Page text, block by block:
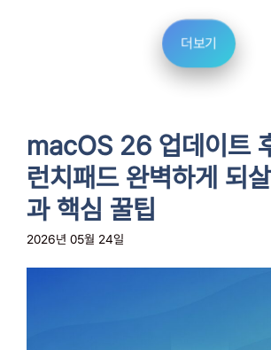
더보기
macOS 26 업데이트
런치패드 완벽하게 되
과 핵심 꿀팁
2026년 05월 24일